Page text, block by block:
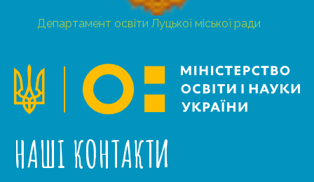
Департамент освіти Луцької міської ради
НАШІ КОНТАКТИ